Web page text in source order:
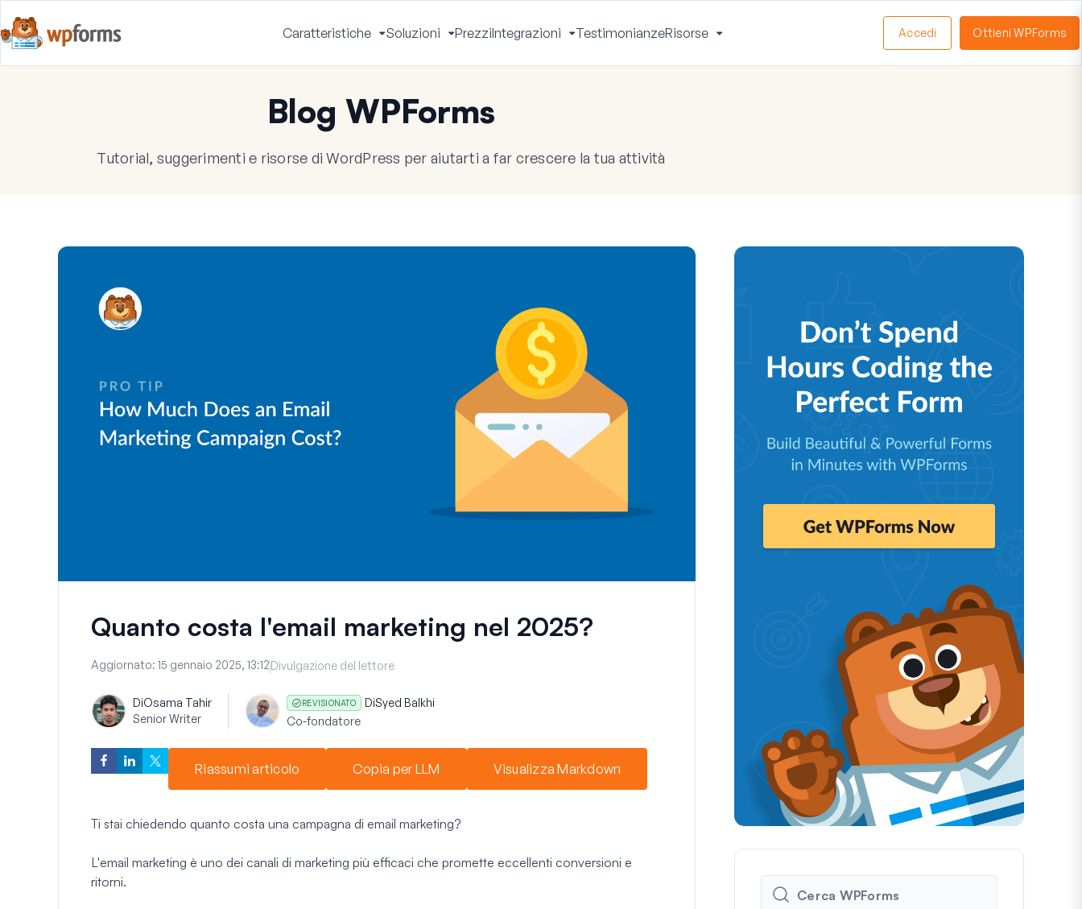
Caratteristiche
Apri
Menu
Soluzioni
Apri
Menu
PrezziIntegrazioni
Apri
Menu
TestimonianzeRisorse
Menu
Accedi Ottieni WPForms
Blog WPForms
Tutorial, suggerimenti e risorse di WordPress per aiutarti a far crescere la tua attività
Quanto costa l'email marketing nel 2025?
Aggiornato: 15 gennaio 2025, 13:12Divulgazione del lettore
DiOsama Tahir
Senior Writer
REVISIONATO DiSyed Balkhi
Co-fondatore
Riassumi articolo Copia per LLM Visualizza Markdown
Ti stai chiedendo quanto costa una campagna di email marketing?
L'email marketing è uno dei canali di marketing più efficaci che promette eccellenti conversioni e
ritorni.